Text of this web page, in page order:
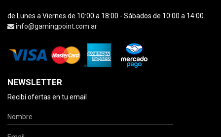
de Lunes a Viernes de 10:00 a 18:00 - Sábados de 10:00 a 14:00.
info@gamingpoint.com.ar
NEWSLETTER
Recibí ofertas en tu email